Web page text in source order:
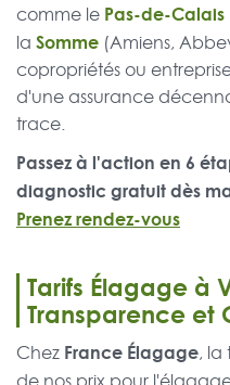
comme le Pas-de-Calais
la Somme (Amiens,
copropriétés ou
d'une assurance
trace.
Passez à l'action en 6
diagnostic gratuit dès
Prenez rendez-vous
Tarifs Élagage à
Transparence et
Chez France Élagage, la